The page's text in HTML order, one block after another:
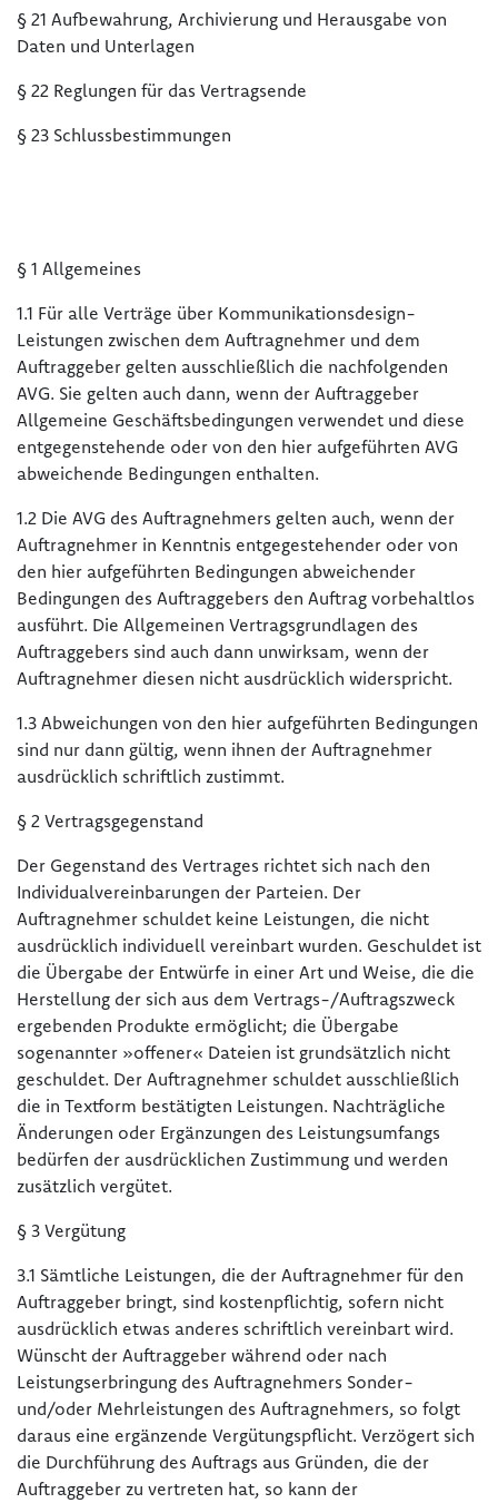
§ 21 Aufbewahrung, Archivierung und Herausgabe von
Daten und Unterlagen
§ 22 Reglungen für das Vertragsende
§ 23 Schlussbestimmungen
§ 1 Allgemeines
1.1 Für alle Verträge über Kommunikationsdesign-
Leistungen zwischen dem Auftragnehmer und dem
Auftraggeber gelten ausschließlich die nachfolgenden
AVG. Sie gelten auch dann, wenn der Auftraggeber
Allgemeine Geschäftsbedingungen verwendet und diese
entgegenstehende oder von den hier aufgeführten AVG
abweichende Bedingungen enthalten.
1.2 Die AVG des Auftragnehmers gelten auch, wenn der
Auftragnehmer in Kenntnis entgegestehender oder von
den hier aufgeführten Bedingungen abweichender
Bedingungen des Auftraggebers den Auftrag vorbehaltlos
ausführt. Die Allgemeinen Vertragsgrundlagen des
Auftraggebers sind auch dann unwirksam, wenn der
Auftragnehmer diesen nicht ausdrücklich widerspricht.
1.3 Abweichungen von den hier aufgeführten Bedingungen
sind nur dann gültig, wenn ihnen der Auftragnehmer
ausdrücklich schriftlich zustimmt.
§ 2 Vertragsgegenstand
Der Gegenstand des Vertrages richtet sich nach den
Individualvereinbarungen der Parteien. Der
Auftragnehmer schuldet keine Leistungen, die nicht
ausdrücklich individuell vereinbart wurden. Geschuldet ist
die Übergabe der Entwürfe in einer Art und Weise, die die
Herstellung der sich aus dem Vertrags-/Auftragszweck
ergebenden Produkte ermöglicht; die Übergabe
sogenannter »offener« Dateien ist grundsätzlich nicht
geschuldet. Der Auftragnehmer schuldet ausschließlich
die in Textform bestätigten Leistungen. Nachträgliche
Änderungen oder Ergänzungen des Leistungsumfangs
bedürfen der ausdrücklichen Zustimmung und werden
zusätzlich vergütet.
§ 3 Vergütung
3.1 Sämtliche Leistungen, die der Auftragnehmer für den
Auftraggeber bringt, sind kostenpflichtig, sofern nicht
ausdrücklich etwas anderes schriftlich vereinbart wird.
Wünscht der Auftraggeber während oder nach
Leistungserbringung des Auftragnehmers Sonder-
und/oder Mehrleistungen des Auftragnehmers, so folgt
daraus eine ergänzende Vergütungspflicht. Verzögert sich
die Durchführung des Auftrags aus Gründen, die der
Auftraggeber zu vertreten hat, so kann der